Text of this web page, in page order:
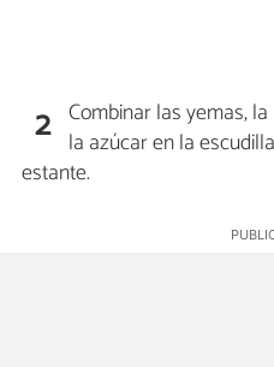
2 Combinar las yemas,
la azúcar en la
estante.